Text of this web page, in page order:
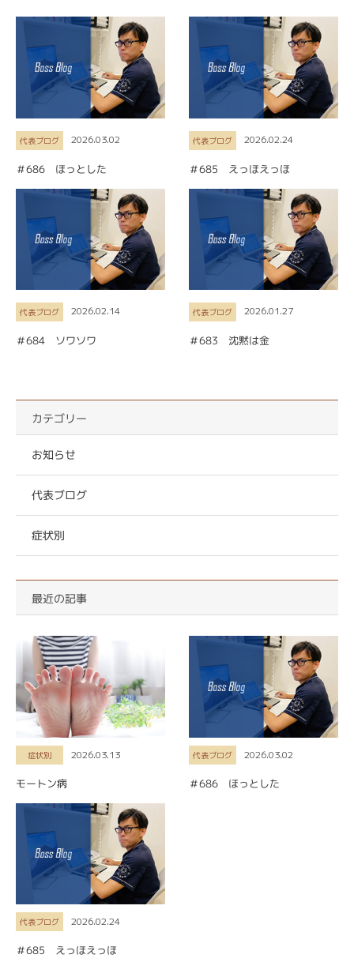
代表ブログ 2026.03.02
＃686 ほっとした
代表ブログ 2026.02.24
＃685 えっほえっほ
代表ブログ 2026.02.14
＃684 ソワソワ
代表ブログ 2026.01.27
＃683 沈黙は金
カテゴリー
お知らせ
代表ブログ
症状別
最近の記事
症状別 2026.03.13
モートン病
代表ブログ 2026.03.02
＃686 ほっとした
代表ブログ 2026.02.24
＃685 えっほえっほ